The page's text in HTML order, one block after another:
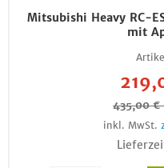
Mitsubishi Heavy RC-
mit
435,00
inkl. MwSt.